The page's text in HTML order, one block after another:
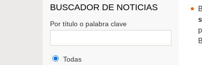
BUSCADOR DE NOTICIAS
Por título o palabra clave
Todas